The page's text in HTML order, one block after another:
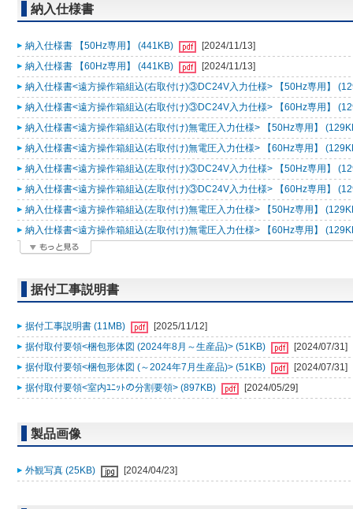
納入仕様書
納入仕様書 【50Hz専用】 (441KB)
[2024/11/13]
納入仕様書 【60Hz専用】 (441KB)
[2024/11/13]
納入仕様書<遠方操作箱組込(右取付け)③DC24V入力仕様> 【50Hz専用】
納入仕様書<遠方操作箱組込(右取付け)③DC24V入力仕様> 【60Hz専用】
納入仕様書<遠方操作箱組込(右取付け)無電圧入力仕様> 【50Hz専用】
納入仕様書<遠方操作箱組込(右取付け)無電圧入力仕様> 【60Hz専用】
納入仕様書<遠方操作箱組込(左取付け)③DC24V入力仕様> 【50Hz専用】
納入仕様書<遠方操作箱組込(左取付け)③DC24V入力仕様> 【60Hz専用】
納入仕様書<遠方操作箱組込(左取付け)無電圧入力仕様> 【50Hz専用】
納入仕様書<遠方操作箱組込(左取付け)無電圧入力仕様> 【60Hz専用】
据付工事説明書
据付工事説明書 (11MB)
[2025/11/12]
据付取付要領<梱包形体図 (2024年8月～生産品)> (51KB)
[2024/07/31]
据付取付要領<梱包形体図 (～2024年7月生産品)> (51KB)
[2024/07/31]
据付取付要領<室内ﾕﾆｯﾄの分割要領> (897KB)
[2024/05/29]
製品画像
外観写真 (25KB) [2024/04/23]